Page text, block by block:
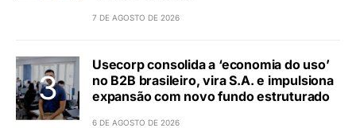
7 DE AGOSTO DE 2026
Usecorp consolida a ‘economia do uso’
no B2B brasileiro, vira S.A. e impulsiona
expansão com novo fundo estruturado
6 DE AGOSTO DE 2026